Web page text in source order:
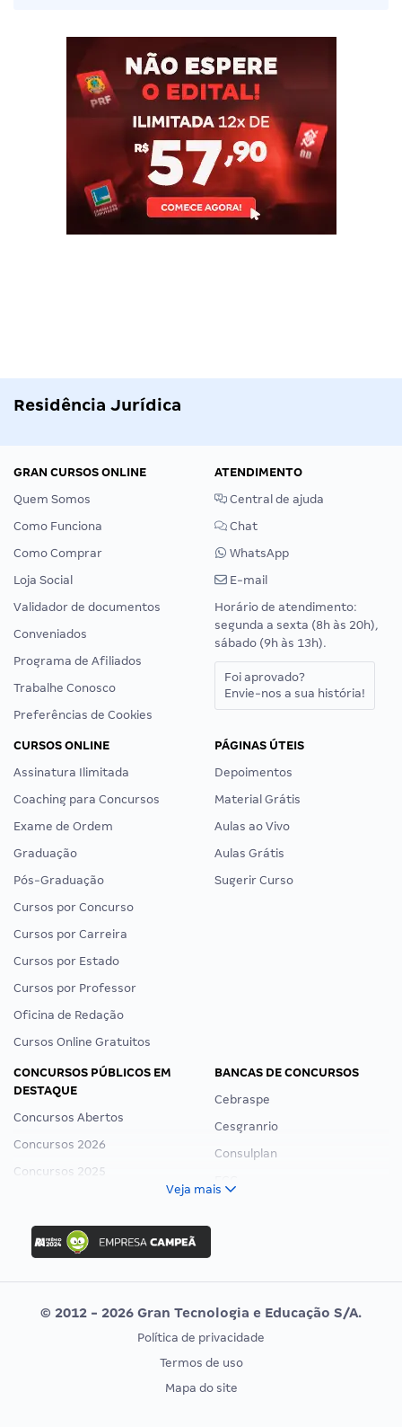
Residência Jurídica
GRAN CURSOS ONLINE
Quem Somos
Como Funciona
Como Comprar
Loja Social
Validador de documentos
Conveniados
Programa de Afiliados
Trabalhe Conosco
Preferências de Cookies
ATENDIMENTO
Central de ajuda
Chat
WhatsApp
E-mail
Horário de atendimento:
segunda a sexta (8h às 20h),
sábado (9h às 13h).
Foi aprovado?
Envie-nos a sua história!
CURSOS ONLINE
Assinatura Ilimitada
Coaching para Concursos
Exame de Ordem
Graduação
Pós-Graduação
Cursos por Concurso
Cursos por Carreira
Cursos por Estado
Cursos por Professor
Oficina de Redação
Cursos Online Gratuitos
PÁGINAS ÚTEIS
Depoimentos
Material Grátis
Aulas ao Vivo
Aulas Grátis
Sugerir Curso
CONCURSOS PÚBLICOS EM
DESTAQUE
Concursos Abertos
Concursos 2026
Concursos 2025
Concurso Ibama
Concurso MPU
Editais publicados
BANCAS DE CONCURSOS
Cebraspe
Cesgranrio
Consulplan
Vunesp
CONCURSOS POR PROFISSÃO
EXAME DE ORDEM
Veja mais
© 2012 - 2026 Gran Tecnologia e Educação S/A.
Política de privacidade
Termos de uso
Mapa do site